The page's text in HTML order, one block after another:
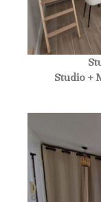
Studio +